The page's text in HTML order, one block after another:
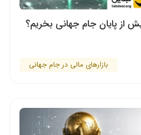
از پایان جام جهانی بخریم؟
بازارهای مالی در جام جهانی